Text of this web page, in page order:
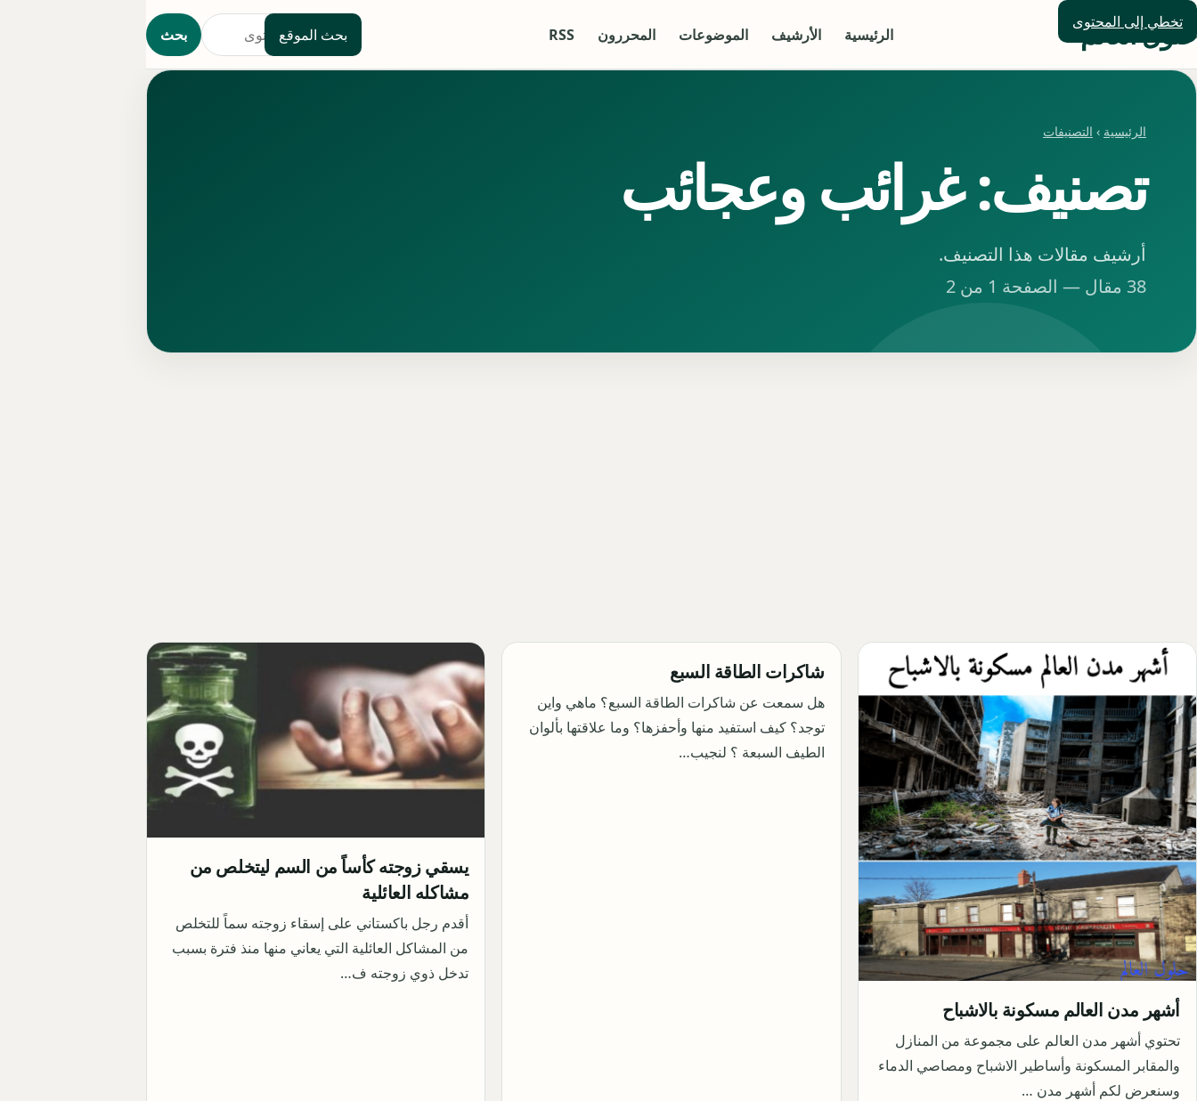
تخطي إلى المحتوى
حلول العالم الرئيسية الأرشيف الموضوعات المحررون RSS بحث الموقع بحث
الرئيسية › التصنيفات
تصنيف: غرائب وعجائب
أرشيف مقالات هذا التصنيف.
38 مقال — الصفحة 1 من 2
أشهر مدن العالم مسكونة بالاشباح
تحتوي أشهر مدن العالم على مجموعة من المنازل
والمقابر المسكونة وأساطير الاشباح ومصاصي الدماء
وسنعرض لكم أشهر مدن …
شاكرات الطاقة السبع
هل سمعت عن شاكرات الطاقة السبع؟ ماهي واين
توجد؟ كيف استفيد منها وأحفزها؟ وما علاقتها بألوان
الطيف السبعة ؟ لنجيب…
يسقي زوجته كأساً من السم ليتخلص من
مشاكله العائلية
أقدم رجل باكستاني على إسقاء زوجته سماً للتخلص
من المشاكل العائلية التي يعاني منها منذ فترة بسبب
تدخل ذوي زوجته ف…